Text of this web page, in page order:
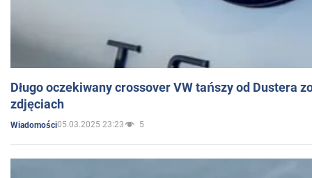
Długo oczekiwany crossover VW tańszy od Dustera
zdjęciach
Wiadomości05.03.2025 23:23 5